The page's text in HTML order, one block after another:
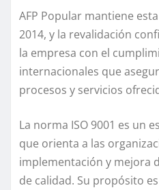
AFP Popular mantiene
2014, y la revalidación
la empresa con el
internacionales que
procesos y servicios
La norma ISO 9001 es un
que orienta a las
implementación y mejora
de calidad. Su propósito